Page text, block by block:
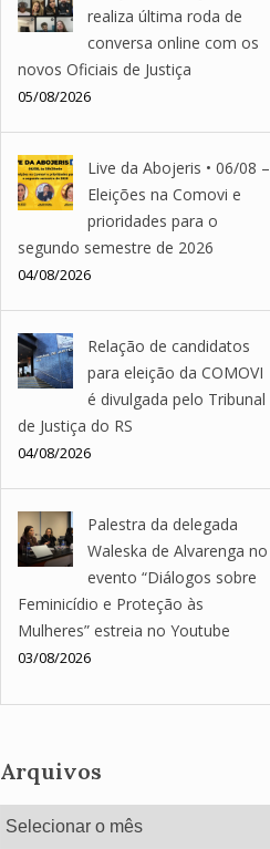
realiza última roda de
conversa online com os
novos Oficiais de Justiça
05/08/2026
Live da Abojeris • 06/08 –
Eleições na Comovi e
prioridades para o
segundo semestre de 2026
04/08/2026
Relação de candidatos
para eleição da COMOVI
é divulgada pelo Tribunal
de Justiça do RS
04/08/2026
Palestra da delegada
Waleska de Alvarenga no
evento “Diálogos sobre
Feminicídio e Proteção às
Mulheres” estreia no Youtube
03/08/2026
Arquivos
Arquivos